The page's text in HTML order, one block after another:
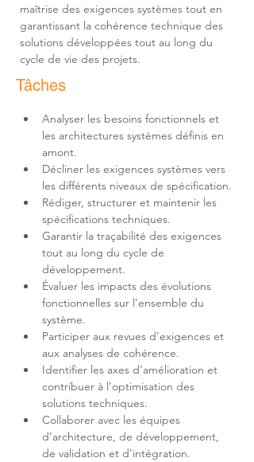
maîtrise des exigences systèmes tout en
garantissant la cohérence technique des
solutions développées tout au long du
cycle de vie des projets.
Tâches
Analyser les besoins fonctionnels et
les architectures systèmes définis en
Décliner les exigences systèmes vers
Rédiger, structurer et maintenir les
Garantir la traçabilité des exigences
tout au long du cycle de
Évaluer les impacts des évolutions
fonctionnelles sur l’ensemble du
Participer aux revues d’exigences et
Identifier les axes d’amélioration et
contribuer à l’optimisation des
Collaborer avec les équipes
d’architecture, de développement,